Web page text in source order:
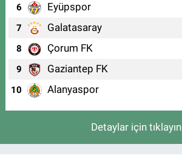
6 Eyüpspor
7 Galatasaray
8 Çorum FK
9 Gaziantep FK
10 Alanyaspor
Detaylar için tıklayın